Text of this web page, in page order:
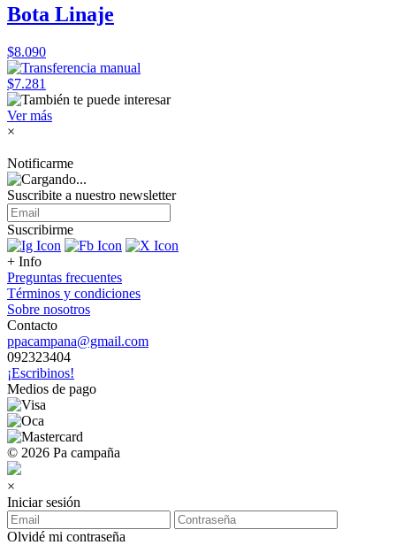
Bota Linaje
$8.090
$7.281
Ver más
×
Notificarme
Suscribite a nuestro newsletter
Suscribirme
+ Info
Preguntas frecuentes
Términos y condiciones
Sobre nosotros
Contacto
ppacampana@gmail.com
092323404
¡Escribinos!
Medios de pago
© 2026 Pa campaña
×
Iniciar sesión
Olvidé mi contraseña